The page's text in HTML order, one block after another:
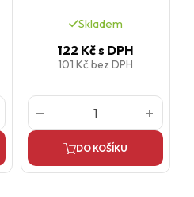
Skladem
122 Kčs DPH
101 Kčbez DPH
DO KOŠÍKU